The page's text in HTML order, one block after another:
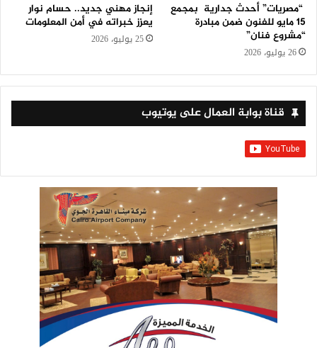
“مصريات” أحدث جدارية بمجمع
15 مايو للفنون ضمن مبادرة
“مشروع فنان”
26 يوليو، 2026
إنجاز مهني جديد.. حسام نوار
يعزز خبراته في أمن المعلومات
25 يوليو، 2026
قناة بوابة العمال على يوتيوب